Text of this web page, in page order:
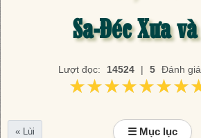
Sa-Đéc Xưa
Lượt đọc: 14524 | 5 Đánh
« Lùi ☰ Mục lục